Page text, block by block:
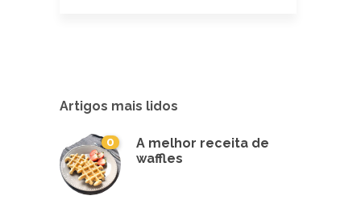
Artigos mais lidos
0
A melhor receita de
waffles